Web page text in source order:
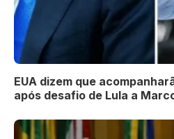
EUA dizem que
após desafio de Lula a